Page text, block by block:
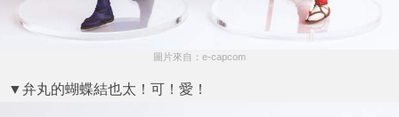
圖片來自：e-capcom
▼弁丸的蝴蝶結也太！可！愛！